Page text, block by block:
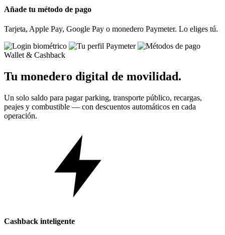
Añade tu método de pago
Tarjeta, Apple Pay, Google Pay o monedero Paymeter. Lo eliges tú.
Wallet & Cashback
Tu monedero digital de movilidad.
Un solo saldo para pagar parking, transporte público, recargas,
peajes y combustible — con descuentos automáticos en cada
operación.
Cashback inteligente